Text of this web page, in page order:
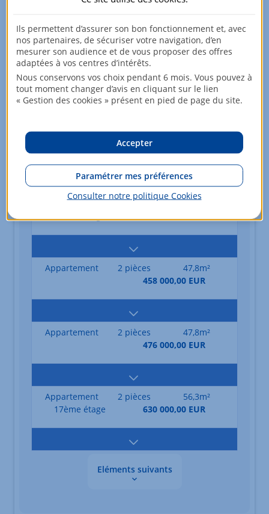
372 000,00 EUR
Appartement 2 pièces
35,5m²
377 000,00 EUR
2 pièces
19ème étage
403 000,00 EUR
Appartement 2 pièces
47,4m²
17ème étage
398 000,00 EUR
Appartement 2 pièces
47,8m²
458 000,00 EUR
Appartement 2 pièces
47,8m²
476 000,00 EUR
Appartement 2 pièces
56,3m²
17ème étage
630 000,00 EUR
Eléments suivants
Ils permettent d’assurer son bon fonctionnement et, avec
nos partenaires, de sécuriser votre navigation, d’en
mesurer son audience et de vous proposer des offres
adaptées à vos centres d’intérêts.
Nous conservons vos choix pendant 6 mois. Vous pouvez à
tout moment changer d’avis en cliquant sur le lien
« Gestion des cookies » présent en pied de page du site.
Accepter
Paramétrer mes préférences
Consulter notre politique Cookies